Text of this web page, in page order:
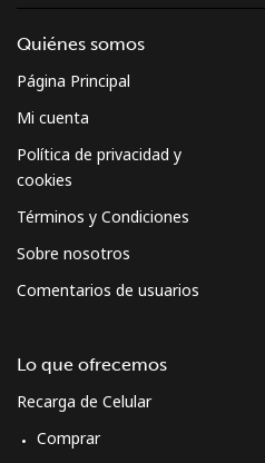
Quiénes somos
Página Principal
Mi cuenta
Política de privacidad y
cookies
Términos y Condiciones
Sobre nosotros
Comentarios de usuarios
Lo que ofrecemos
Recarga de Celular
Comprar